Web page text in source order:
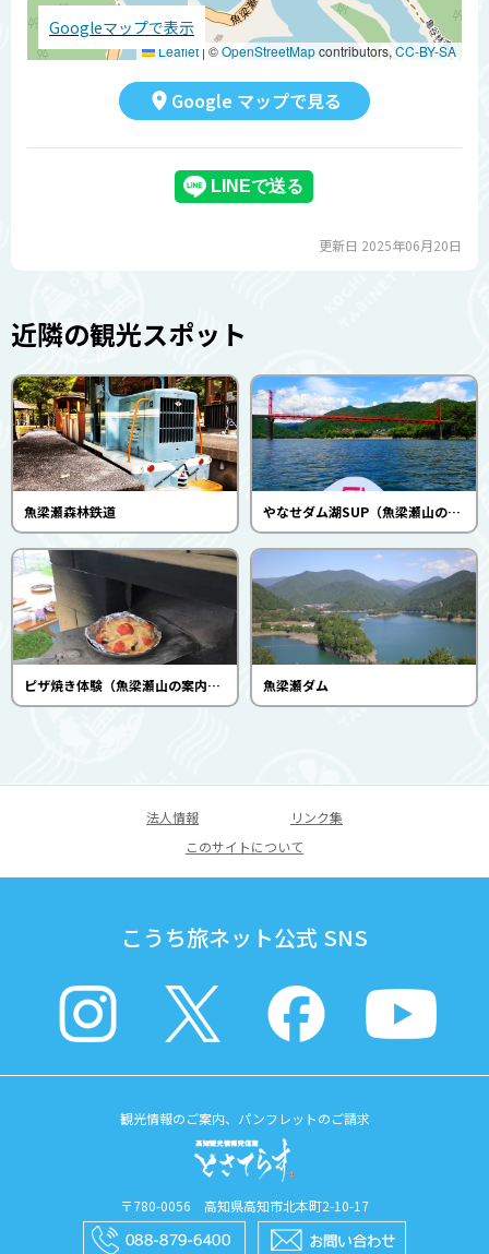
Leaflet | ©OpenStreetMapcontributors,CC-BY-SA
Googleマップで表示
Google マップで見る
更新日 2025年06月20日
近隣の観光スポット
魚梁瀬森林鉄道 やなせダム湖SUP（魚梁瀬山の案内人クラブ）
ピザ焼き体験（魚梁瀬山の案内人クラブ） 魚梁瀬ダム
法人情報
リンク集
このサイトについて
こうち旅ネット公式 SNS
観光情報のご案内、パンフレットのご請求
〒780-0056 高知県高知市北本町2-10-17